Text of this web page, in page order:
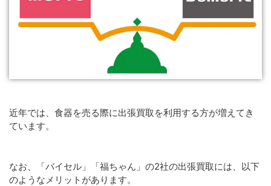
近年では、食器を売る際に出張買取を利用する方が増えてき
ています。
なお、「バイセル」「福ちゃん」の2社の出張買取には、以下
のようなメリットがあります。